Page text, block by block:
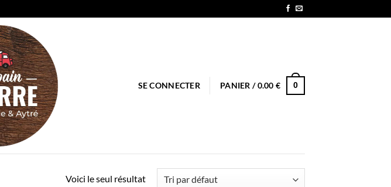
SE CONNECTER PANIER /0.00€ 0
Voici le seul résultat